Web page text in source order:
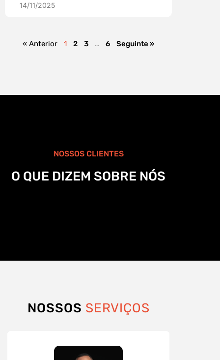
14/11/2025
« Anterior 1 2 3 … 6 Seguinte »
NOSSOS CLIENTES
O QUE DIZEM SOBRE NÓS
NOSSOS SERVIÇOS